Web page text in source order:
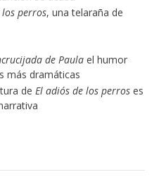
los perros, una telaraña de
de Paula el humor
más dramáticas
de El adiós de los perros es